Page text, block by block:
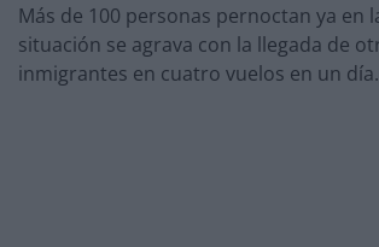
Más de 100 personas pernoctan ya en
situación se agrava con la llegada de
inmigrantes en cuatro vuelos en un día.